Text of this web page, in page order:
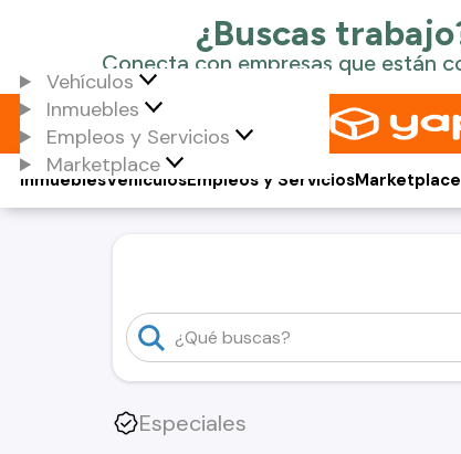
Vehículos
Inmuebles
Empleos y Servicios
Marketplace
Vehículos
Inmuebles Empleos y ServiciosMarketplace
Especiales